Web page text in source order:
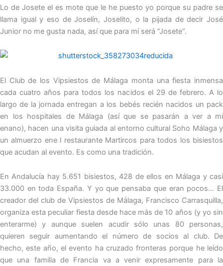
Lo de Josete el es mote que le he puesto yo porque su padre se
llama igual y eso de Joselín, Joselito, o la pijada de decir José
Junior no me gusta nada, así que para mí será “Josete”.
El Club de los Vipsiestos de Málaga monta una fiesta inmensa
cada cuatro años para todos los nacidos el 29 de febrero. A lo
largo de la jornada entregan a los bebés recién nacidos un pack
en los hospitales de Málaga (así que se pasarán a ver a mi
enano), hacen una visita guiada al entorno cultural Soho Málaga y
un almuerzo ene l restaurante Martircos para todos los bisiestos
que acudan al evento. Es como una tradición.
En Andalucía hay 5.651 bisiestos, 428 de ellos en Málaga y casi
33.000 en toda España. Y yo que pensaba que eran pocos… El
creador del club de Vipsiestos de Málaga, Francisco Carrasquilla,
organiza esta peculiar fiesta desde hace más de 10 años (y yo sin
enterarme) y aunque suelen acudir sólo unas 80 personas,
quieren seguir aumentando el número de socios al club. De
hecho, este año, el evento ha cruzado fronteras porque he leído
que una familia de Francia va a venir expresamente para la